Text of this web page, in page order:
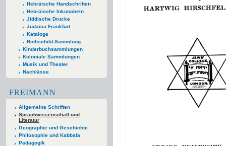
Hebräische Handschriften
Hebräische Inkunabeln
Jiddische Drucke
Judaica Frankfurt
Kataloge
Rothschild-Sammlung
Kinderbuchsammlungen
Koloniale Sammlungen
Musik und Theater
Nachlässe
FREIMANN
Allgemeine Schriften
Sprachwissenschaft und
Literatur
Geographie und Geschichte
Philosophie und Kabbala
Pädagogik